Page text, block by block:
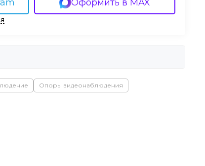
Оформить в MAX
Опоры видеонаблюдения